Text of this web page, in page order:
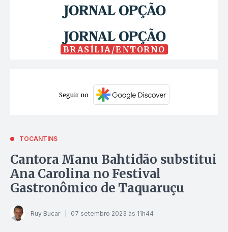
BRASÍLIA/ENTORNO
Seguir no
TOCANTINS
Cantora Manu Bahtidão substitui
Ana Carolina no Festival
Gastronômico de Taquaruçu
Ruy Bucar 07 setembro 2023 às 11h44